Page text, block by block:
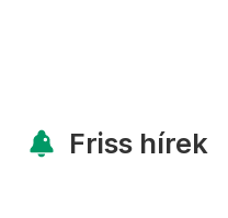
Friss hírek